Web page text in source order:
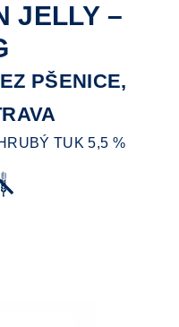
JELLY –
PŠENICE,
TUK 5,5 %